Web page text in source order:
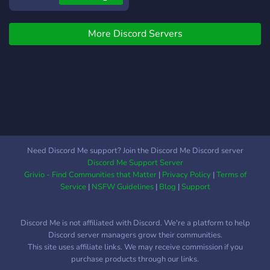
More Discord Servers
Need Discord Me support? Join the Discord Me Discord server
Discord Me Support Server
Grivio - Find Communities that Matter| Privacy Policy|Terms of
Service| NSFW Guidelines| Blog |Support
Discord Me is not affiliated with Discord. We're a platform to help
Discord server managers grow their communities.
This site uses affiliate links. We may receive commission if you
purchase products through our links.